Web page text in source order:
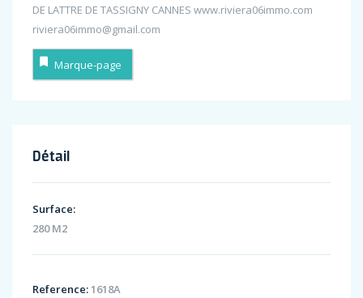
DE LATTRE DE TASSIGNY CANNES www.riviera06immo.com
riviera06immo@gmail.com
Marque-page
Détail
Surface:
280 M2
Reference: 1618A